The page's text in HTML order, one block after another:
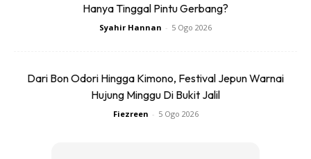
Hanya Tinggal Pintu Gerbang?
Syahir Hannan - 5 Ogo 2026
Dari Bon Odori Hingga Kimono, Festival Jepun Warnai
Hujung Minggu Di Bukit Jalil
Fiezreen - 5 Ogo 2026